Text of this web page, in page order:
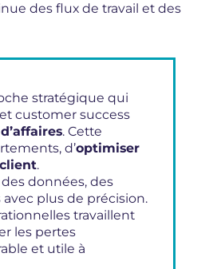
des flux de travail et des
stratégique qui
customer success
. Cette
d’optimiser
.
des données, des
plus de précision.
travaillent
les pertes
et utile à